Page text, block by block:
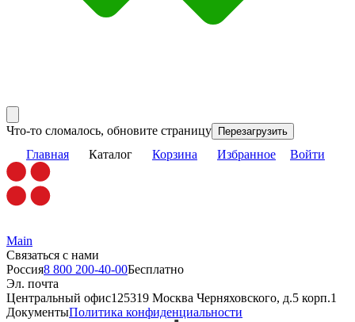
Что-то сломалось, обновите страницу Перезагрузить
Главная Каталог Корзина Избранное Войти
Main
Связаться с нами
Россия8 800 200-40-00Бесплатно
Эл. почта
Центральный офис125319 Москва Черняховского, д.5 корп.1
ДокументыПолитика конфиденциальности